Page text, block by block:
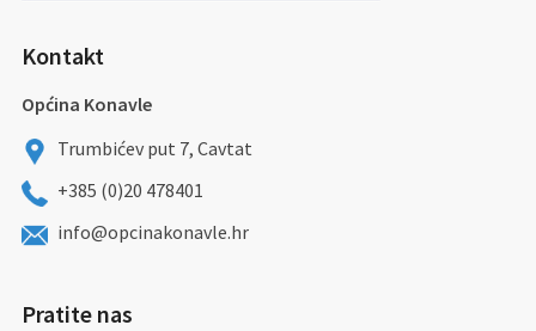
Kontakt
Općina Konavle
Trumbićev put 7, Cavtat
+385 (0)20 478401
info@opcinakonavle.hr
Pratite nas